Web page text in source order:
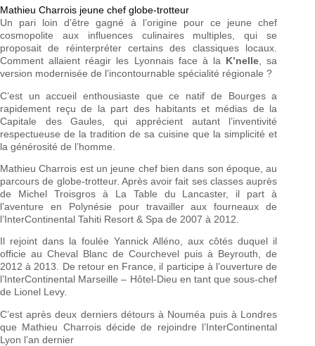
Mathieu Charrois jeune chef globe-trotteur
Un pari loin d’être gagné à l’origine pour ce jeune chef
cosmopolite aux influences culinaires multiples, qui se
proposait de réinterpréter certains des classiques locaux.
Comment allaient réagir les Lyonnais face à la K’nelle, sa
version modernisée de l’incontournable spécialité régionale ?
C’est un accueil enthousiaste que ce natif de Bourges a
rapidement reçu de la part des habitants et médias de la
Capitale des Gaules, qui apprécient autant l’inventivité
respectueuse de la tradition de sa cuisine que la simplicité et
la générosité de l’homme.
Mathieu Charrois est un jeune chef bien dans son époque, au
parcours de globe-trotteur. Après avoir fait ses classes auprès
de Michel Troisgros à La Table du Lancaster, il part à
l’aventure en Polynésie pour travailler aux fourneaux de
l’InterContinental Tahiti Resort & Spa de 2007 à 2012.
Il rejoint dans la foulée Yannick Alléno, aux côtés duquel il
officie au Cheval Blanc de Courchevel puis à Beyrouth, de
2012 à 2013. De retour en France, il participe à l’ouverture de
l’InterContinental Marseille – Hôtel-Dieu en tant que sous-chef
de Lionel Levy.
C’est après deux derniers détours à Nouméa puis à Londres
que Mathieu Charrois décide de rejoindre l’InterContinental
Lyon l’an dernier